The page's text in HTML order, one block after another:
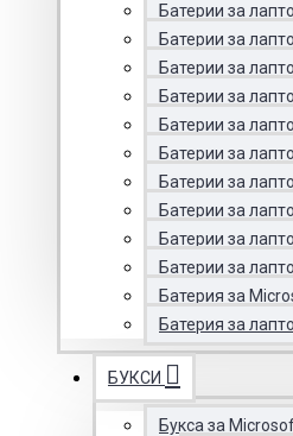
Батерии за
Батерии за
Батерии за
Батерии за
Батерии за
Батерии за
Батерии за
Батерии за
Батерии за
Батерии за
Батерия за
Батерия за
БУКСИ
Букса за